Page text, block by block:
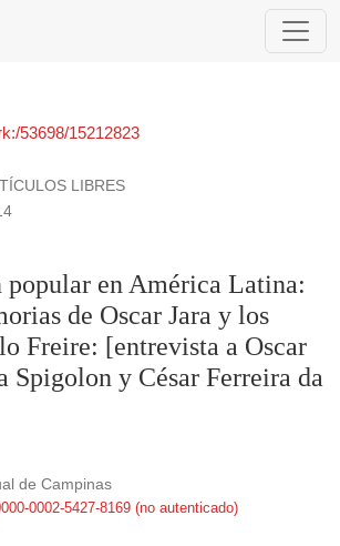
en América Latina: entre las
LIBRES
popular en América Latina:
de Oscar Jara y los
Freire: [entrevista a Oscar
Spigolon y César Ferreira da
53698/15212823
de Campinas
0002-5427-8169 (no autenticado)